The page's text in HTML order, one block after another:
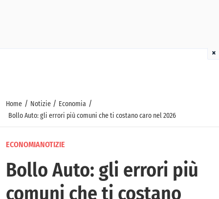
Home / Notizie / Economia /
Bollo Auto: gli errori più comuni che ti costano caro nel 2026
ECONOMIANOTIZIE
Bollo Auto: gli errori più
comuni che ti costano
×